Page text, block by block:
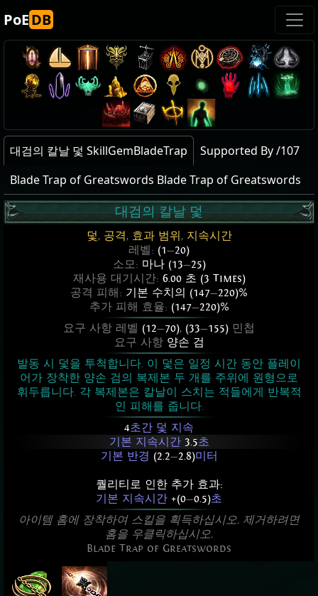
PoEDB
대검의 칼날 덫 SkillGemBladeTrap
Supported By /107
Blade Trap of Greatswords Blade Trap of Greatswords
대검의 칼날 덫
덫, 공격, 효과 범위 , 지속시간
레벨: (1—20)
소모: 마나 (13—25)
재사용 대기시간: 6.00 초 (3 Times)
공격 피해: 기본 수치의 (147—220)%
추가 피해 효율: (147—220)%
요구 사항 레벨 (12—70), (33—155) 민첩
요구 사항 양손 검
발동 시 덫을 투척합니다. 이 덫은 일정 시간 동안 플레이
어가 장착한 양손 검의 복제본 두 개를 주위에 원형으로
휘두릅니다. 각 복제본은 칼날이 스치는 적들에게 반복적
인 피해를 줍니다.
4초간 덫 지속
기본 지속시간 3.5초
기본 반경 (2.2—2.8)미터
퀄리티로 인한 추가 효과:
기본 지속시간 +(0—0.5)초
아이템 홈에 장착하여 스킬을 획득하십시오. 제거하려면
홈을 우클릭하십시오.
Blade Trap of Greatswords